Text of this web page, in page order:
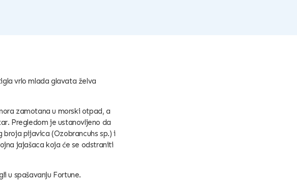
vrlo mlada glavata želva
zamotana u morski otpad, a
Pregledom je ustanovljeno da
pijavica (Ozobrancuhs sp.) i
jajašaca koja će se odstraniti
u spašavanju Fortune.